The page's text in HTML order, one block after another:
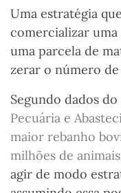
Uma estratégia
comercializar
uma parcela de
zerar o número
Segundo dados do
Pecuária e
maior rebanho
milhões de animais
agir de modo